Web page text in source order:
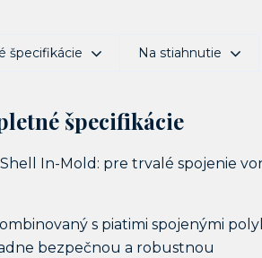
špecifikácie Na stiahnutie
špecifikácie
In-Mold: pre trvalé spojenie
s piatimi spojenými
bezpečnou a robustnou